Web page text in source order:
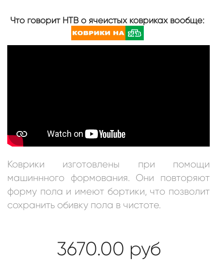
Что говорит НТВ о ячеистых ковриках вообще:
Коврики изготовлены при помощи
машиннного формования. Они повторяют
форму пола и имеют бортики, что позволит
сохранить обивку пола в чистоте.
3670.00 руб